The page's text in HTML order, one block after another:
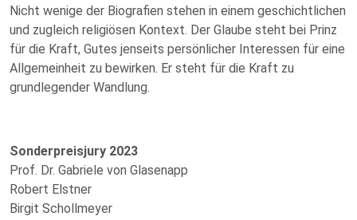
Nicht wenige der Biografien stehen in einem geschichtlichen
und zugleich religiösen Kontext. Der Glaube steht bei Prinz
für die Kraft, Gutes jenseits persönlicher Interessen für eine
Allgemeinheit zu bewirken. Er steht für die Kraft zu
grundlegender Wandlung.
Sonderpreisjury 2023
Prof. Dr. Gabriele von Glasenapp
Robert Elstner
Birgit Schollmeyer